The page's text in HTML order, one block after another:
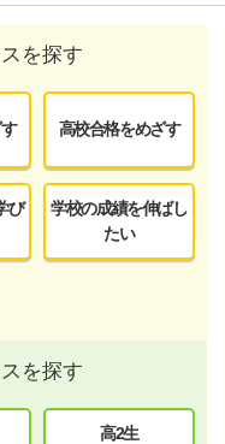
を探す
高校合格をめざす
び
学校の成績を伸ばし
たい
を探す
高2生